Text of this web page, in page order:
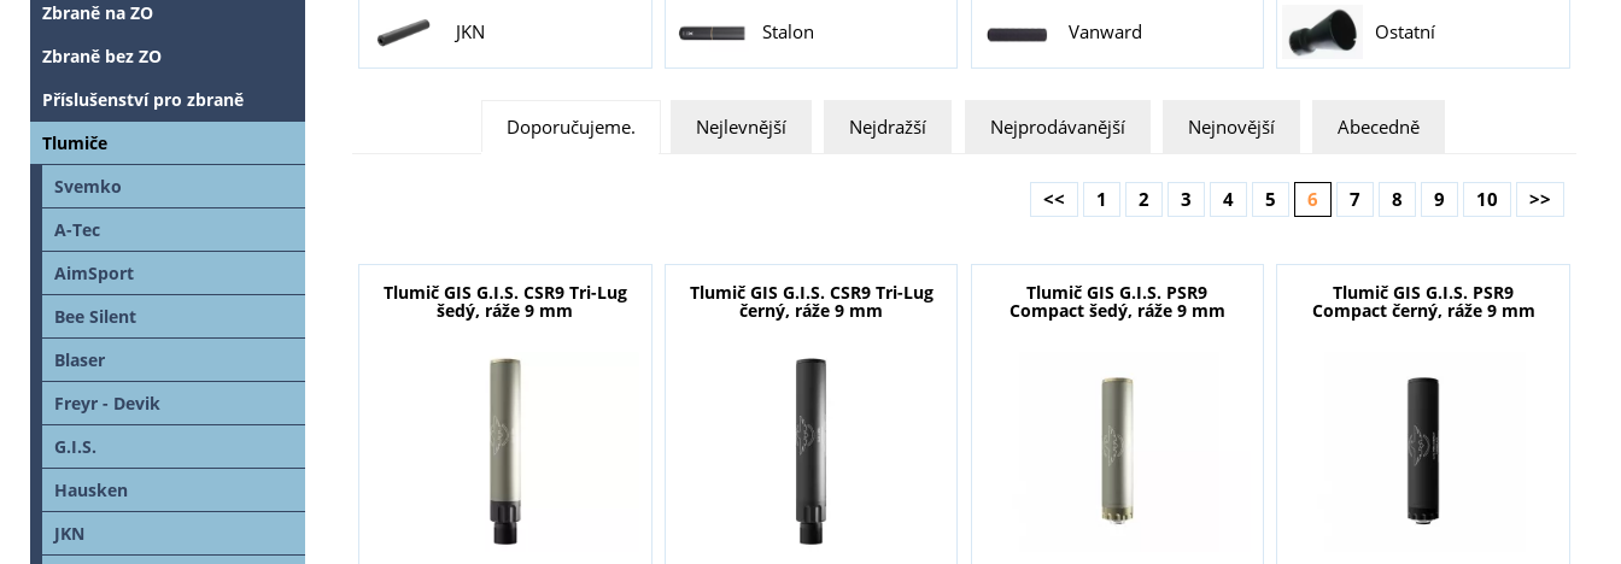
JKN Stalon Vanward Ostatní
Doporučujeme. Nejlevnější Nejdražší Nejprodávanější Nejnovější Abecedně
<< 1 2 3 4 5 6 7 8 9 10 >>
Tlumič GIS G.I.S. CSR9 Tri-Lug
šedý, ráže 9 mm
Tlumič GIS G.I.S. CSR9 Tri-Lug
černý, ráže 9 mm
Tlumič GIS G.I.S. PSR9
Compact šedý, ráže 9 mm
Tlumič GIS G.I.S. PSR9
Compact černý, ráže 9 mm
Zbraně na ZO
Zbraně bez ZO
Příslušenství pro zbraně
Tlumiče
Svemko
A-Tec
AimSport
Bee Silent
Blaser
Freyr - Devik
G.I.S.
Hausken
JKN